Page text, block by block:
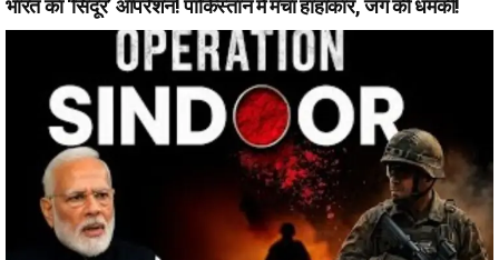
भारत का ‘सिंदूर’ ऑपरेशन! पाकिस्तान में मचा हाहाकार, जंग की धमकी!